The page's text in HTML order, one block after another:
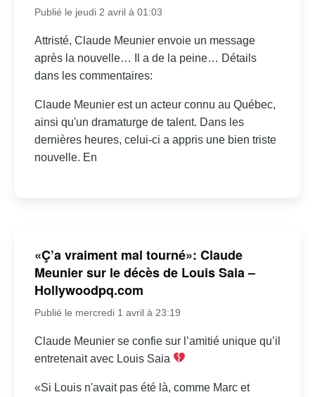
Publié le jeudi 2 avril à 01:03
Attristé, Claude Meunier envoie un message
après la nouvelle… Il a de la peine… Détails
dans les commentaires:
Claude Meunier est un acteur connu au Québec,
ainsi qu'un dramaturge de talent. Dans les
dernières heures, celui-ci a appris une bien triste
nouvelle. En
«Ç’a vraiment mal tourné»: Claude
Meunier sur le décès de Louis Saia –
Hollywoodpq.com
Publié le mercredi 1 avril à 23:19
Claude Meunier se confie sur l’amitié unique qu’il
entretenait avec Louis Saia
«Si Louis n'avait pas été là, comme Marc et